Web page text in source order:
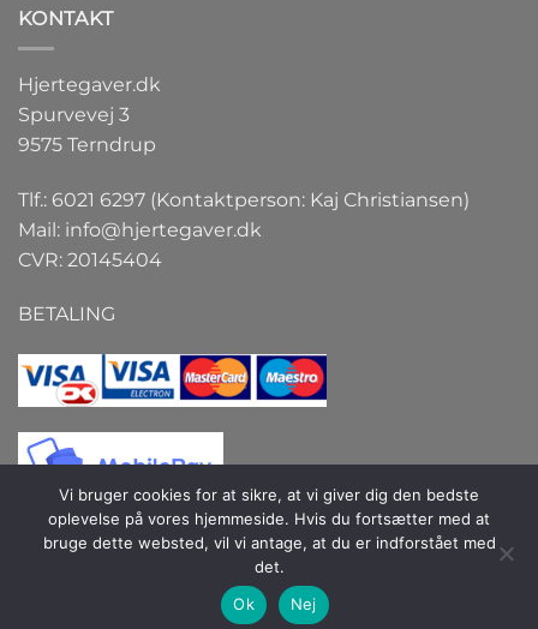
KONTAKT
Hjertegaver.dk
Spurvevej 3
9575 Terndrup
Tlf.: 6021 6297 (Kontaktperson: Kaj Christiansen)
Mail: info@hjertegaver.dk
CVR: 20145404
BETALING
Hjertegaver.dk| Hjertegaver.dk er et
selskab under firmaet Interact
Vi bruger cookies for at sikre, at vi giver dig den bedste
oplevelse på vores hjemmeside. Hvis du fortsætter med at
bruge dette websted, vil vi antage, at du er indforstået med
det.
Ok
Nej